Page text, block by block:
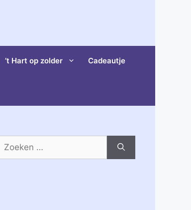
’t Hart op zolder Cadeautje
Zoek